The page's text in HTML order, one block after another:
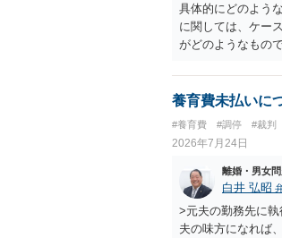
具体的にどのよう
に関しては、ケー
がどのようなもの
ことをお勧めいた
養育費未払いに
#養育費 #調停 #裁判
2026年7月24日
離婚・男女
白井 弘昭
>元夫の勤務先に
夫の味方になれば